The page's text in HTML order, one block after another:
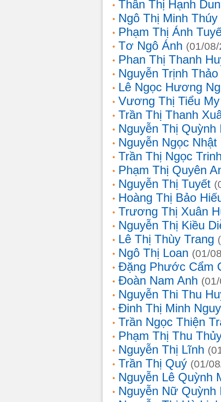
Thân Thị Hạnh
Ngô Thị Minh Thúy
Phạm Thị Ánh
Tơ Ngô Ánh (01/
Phan Thị Thanh
Nguyễn Trịnh
Lê Ngọc Hương
Vương Thị Tiểu My
Trần Thị Thanh
Nguyễn Thị Quỳnh
Nguyễn Ngọc Nhật
Trần Thị Ngọc
Phạm Thị Quyên
Nguyễn Thị Tuyết
Hoàng Thị Bảo
Trương Thị Xuân
Nguyễn Thị Kiều
Lê Thị Thùy Trang
Ngô Thị Loan (01/
Đặng Phước Cẩm
Đoàn Nam Anh
Nguyễn Thi Thu
Đinh Thị Minh
Trần Ngọc Thiện
Phạm Thị Thu
Nguyễn Thị Lĩnh
Trần Thị Quý (01/
Nguyễn Lê Quỳnh
Nguyễn Nữ